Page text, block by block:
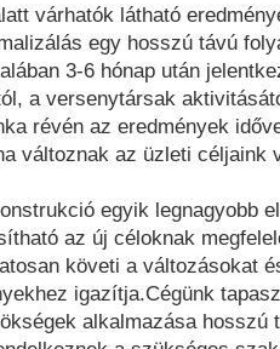
várhatók látható
egy hosszú távú
3-6 hónap után
a versenytársak
révén az eredmények
változnak az üzleti céljaink
egyik legnagyobb
az új céloknak
követi a változásokat
igazítja.Cégünk
alkalmazása hosszú